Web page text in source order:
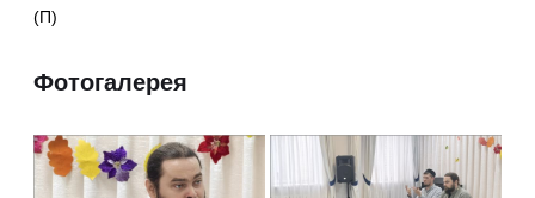
(П)
Фотогалерея